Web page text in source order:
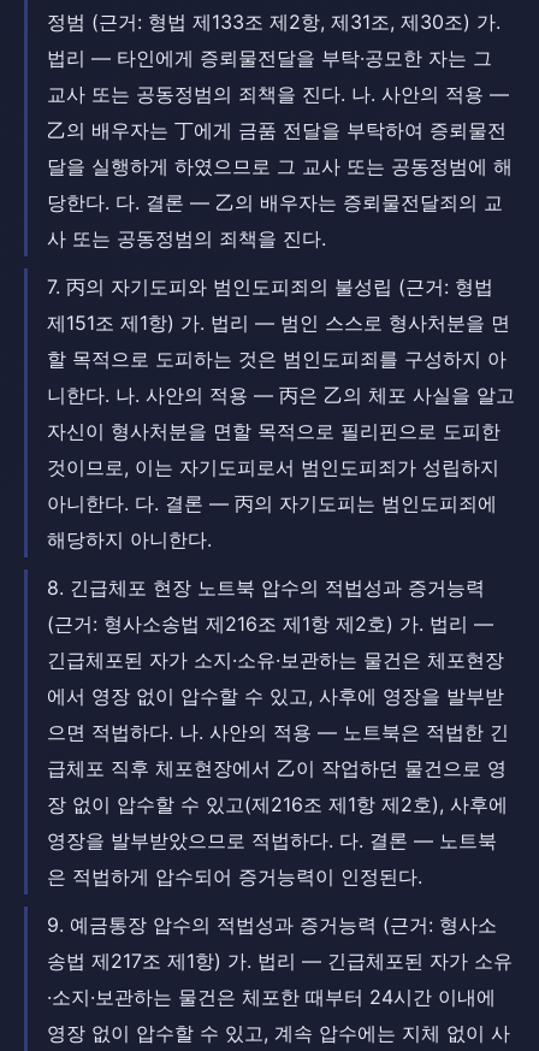
정범 (근거: 형법 제133조 제2항, 제31조, 제30조) 가.
법리 — 타인에게 증뢰물전달을 부탁·공모한 자는 그
교사 또는 공동정범의 죄책을 진다. 나. 사안의 적용 —
乙의 배우자는 丁에게 금품 전달을 부탁하여 증뢰물전
달을 실행하게 하였으므로 그 교사 또는 공동정범에 해
당한다. 다. 결론 — 乙의 배우자는 증뢰물전달죄의 교
사 또는 공동정범의 죄책을 진다.
7. 丙의 자기도피와 범인도피죄의 불성립 (근거: 형법
제151조 제1항) 가. 법리 — 범인 스스로 형사처분을 면
할 목적으로 도피하는 것은 범인도피죄를 구성하지 아
니한다. 나. 사안의 적용 — 丙은 乙의 체포 사실을 알고
자신이 형사처분을 면할 목적으로 필리핀으로 도피한
것이므로, 이는 자기도피로서 범인도피죄가 성립하지
아니한다. 다. 결론 — 丙의 자기도피는 범인도피죄에
해당하지 아니한다.
8. 긴급체포 현장 노트북 압수의 적법성과 증거능력
(근거: 형사소송법 제216조 제1항 제2호) 가. 법리 —
긴급체포된 자가 소지·소유·보관하는 물건은 체포현장
에서 영장 없이 압수할 수 있고, 사후에 영장을 발부받
으면 적법하다. 나. 사안의 적용 — 노트북은 적법한 긴
급체포 직후 체포현장에서 乙이 작업하던 물건으로 영
장 없이 압수할 수 있고(제216조 제1항 제2호), 사후에
영장을 발부받았으므로 적법하다. 다. 결론 — 노트북
은 적법하게 압수되어 증거능력이 인정된다.
9. 예금통장 압수의 적법성과 증거능력 (근거: 형사소
송법 제217조 제1항) 가. 법리 — 긴급체포된 자가 소유
·소지·보관하는 물건은 체포한 때부터 24시간 이내에
영장 없이 압수할 수 있고, 계속 압수에는 지체 없이 사